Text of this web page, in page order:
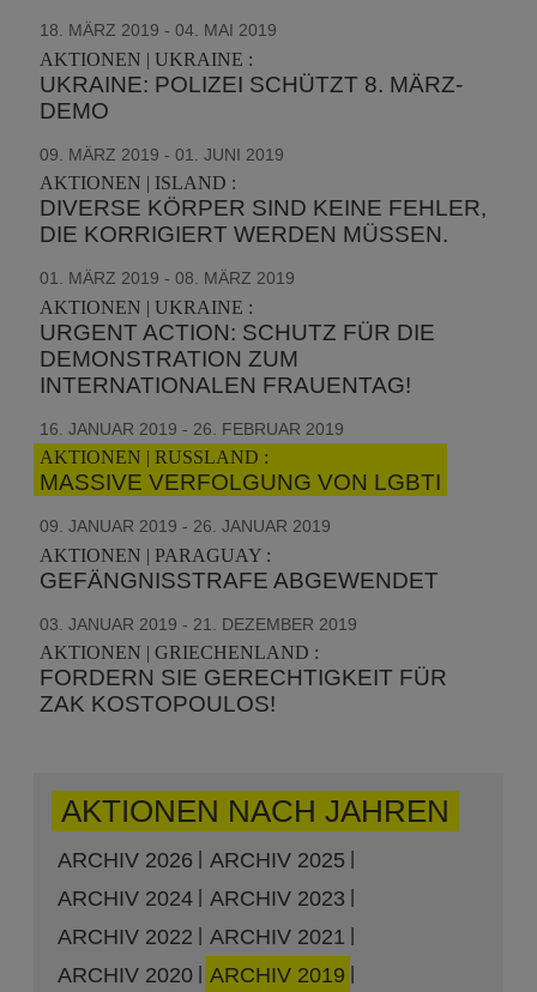
18. MÄRZ 2019 - 04. MAI 2019
AKTIONEN | UKRAINE :
UKRAINE: POLIZEI SCHÜTZT 8. MÄRZ-
DEMO
09. MÄRZ 2019 - 01. JUNI 2019
AKTIONEN | ISLAND :
DIVERSE KÖRPER SIND KEINE FEHLER,
DIE KORRIGIERT WERDEN MÜSSEN.
01. MÄRZ 2019 - 08. MÄRZ 2019
AKTIONEN | UKRAINE :
URGENT ACTION: SCHUTZ FÜR DIE
DEMONSTRATION ZUM
INTERNATIONALEN FRAUENTAG!
16. JANUAR 2019 - 26. FEBRUAR 2019
AKTIONEN | RUSSLAND :
MASSIVE VERFOLGUNG VON LGBTI
09. JANUAR 2019 - 26. JANUAR 2019
AKTIONEN | PARAGUAY :
GEFÄNGNISSTRAFE ABGEWENDET
03. JANUAR 2019 - 21. DEZEMBER 2019
AKTIONEN | GRIECHENLAND :
FORDERN SIE GERECHTIGKEIT FÜR
ZAK KOSTOPOULOS!
AKTIONEN NACH JAHREN
ARCHIV 2026
ARCHIV 2025
ARCHIV 2024
ARCHIV 2023
ARCHIV 2022
ARCHIV 2021
ARCHIV 2020
ARCHIV 2019